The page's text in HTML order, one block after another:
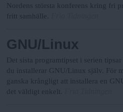
Nordens största konferens kring fri
fritt samhälle.
GNU/Linux
Det sista programtipset i serien
du installerar GNU/Linux själv. För
ganska krångligt att installera en
det väldigt enkelt.